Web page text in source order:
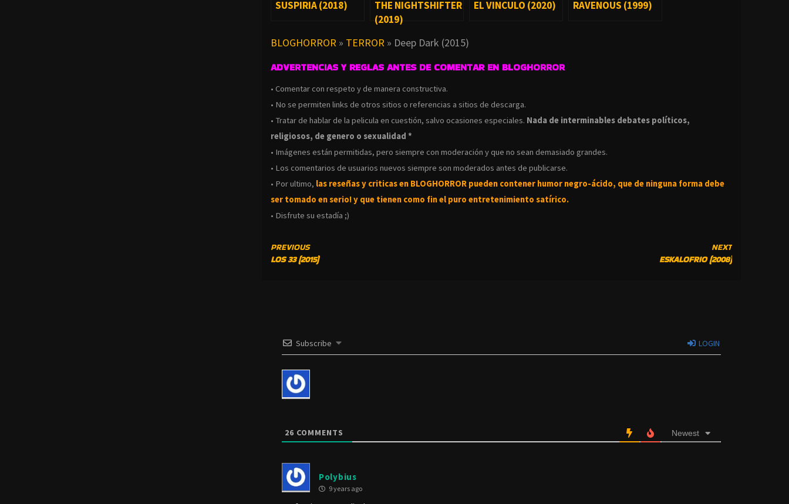
SUSPIRIA (2018)
THE NIGHTSHIFTER
(2019)
EL VINCULO (2020) RAVENOUS (1999)
BLOGHORROR » TERROR » Deep Dark (2015)
ADVERTENCIAS Y REGLAS ANTES DE COMENTAR EN BLOGHORROR
• Comentar con respeto y de manera constructiva.
• No se permiten links de otros sitios o referencias a sitios de descarga.
• Tratar de hablar de la pelicula en cuestión, salvo ocasiones especiales. Nada de interminables debates políticos,
religiosos, de genero o sexualidad *
• Imágenes están permitidas, pero siempre con moderación y que no sean demasiado grandes.
• Los comentarios de usuarios nuevos siempre son moderados antes de publicarse.
• Por ultimo, las reseñas y criticas en BLOGHORROR pueden contener humor negro-ácido, que de ninguna forma debe
ser tomado en serio! y que tienen como fin el puro entretenimiento satírico.
• Disfrute su estadía ;)
CONTINUE
READING
PREVIOUS
LOS 33 (2015)
NEXT
ESKALOFRIO (2008)
Subscribe LOGIN
26 COMMENTS Newest
Polybius
9 years ago